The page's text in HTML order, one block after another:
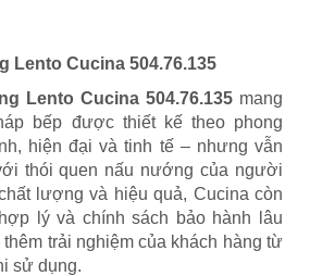
Lento Cucina 504.76.135
Lento Cucina504.76.135 mang
bếp được thiết kế theo phong
hiện đại và tinh tế – nhưng vẫn
thói quen nấu nướng của người
lượng và hiệu quả, Cucina còn
lý và chính sách bảo hành lâu
trải nghiệm của khách hàng từ
sử dụng.